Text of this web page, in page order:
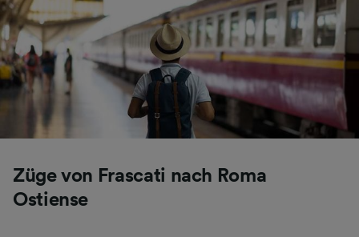
Züge von Frascati nach Roma
Ostiense
Entwicklung und Verbesserung von
Angeboten.
Liste der Partner (Lieferanten)